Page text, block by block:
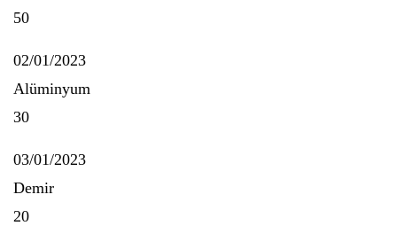
50
02/01/2023
Alüminyum
30
03/01/2023
Demir
20